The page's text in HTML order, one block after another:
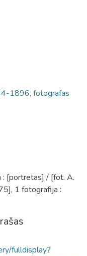
1896, fotografas
: [portretas] / [fot. A.
1 fotografija :
fulldisplay?